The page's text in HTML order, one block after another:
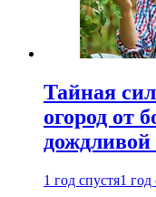
Тайная
огород от
дождливой
1 год спустя1 год